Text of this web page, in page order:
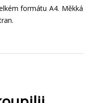
formátu A4. Měkká